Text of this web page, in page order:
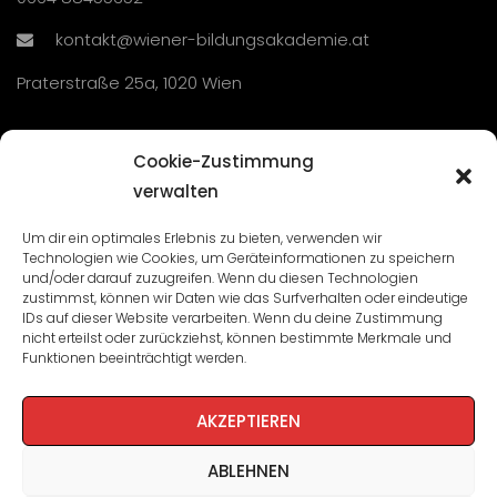
Cookie-Zustimmung
verwalten
Um dir ein optimales Erlebnis zu bieten, verwenden wir
Technologien wie Cookies, um Geräteinformationen zu speichern
und/oder darauf zuzugreifen. Wenn du diesen Technologien
zustimmst, können wir Daten wie das Surfverhalten oder eindeutige
IDs auf dieser Website verarbeiten. Wenn du deine Zustimmung
nicht erteilst oder zurückziehst, können bestimmte Merkmale und
Funktionen beeinträchtigt werden.
AKZEPTIEREN
ABLEHNEN
kontakt@wiener-bildungsakademie.at
Praterstraße 25a, 1020 Wien
Seminare und Veranstaltungen
Lehrgänge
WBA: Direktion und Team
Impressum/Datenschutz
Cookie-Richtlinie